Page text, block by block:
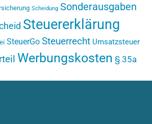
Scheidung Sonderausgaben
Steuererklärung
SteuerGo Steuerrecht Umsatzsteuer
Werbungskosten § 35a